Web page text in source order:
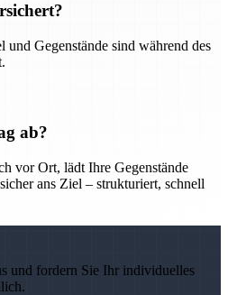
Gegenstände sind während des
ab?
vor Ort, lädt Ihre Gegenstände
ans Ziel – strukturiert, schnell
und fordern Sie Ihr individuelles